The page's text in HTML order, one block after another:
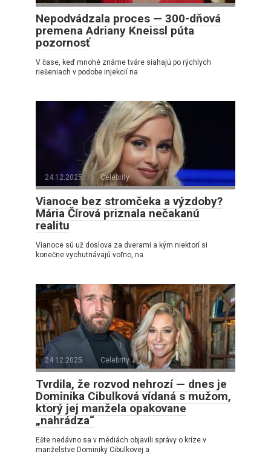
Nepodvádzala proces — 300-dňová
premena Adriany Kneissl púta
pozornosť
V čase, keď mnohé známe tváre siahajú po rýchlych
riešeniach v podobe injekcií na
24.12.2025 Celebrity
Vianoce bez stromčeka a výzdoby?
Mária Čírová priznala nečakanú
realitu
Vianoce sú už doslova za dverami a kým niektorí si
konečne vychutnávajú voľno, na
24.12.2025 Celebrity
Tvrdila, že rozvod nehrozí — dnes je
Dominika Cibulková vídaná s mužom,
ktorý jej manžela opakovane
„nahrádza“
Ešte nedávno sa v médiách objavili správy o kríze v
manželstve Dominiky Cibulkovej a